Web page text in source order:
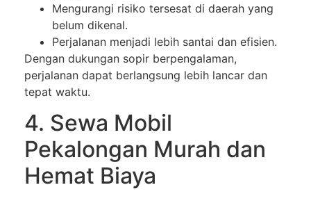
Mengurangi risiko tersesat di daerah yang
belum dikenal.
Perjalanan menjadi lebih santai dan efisien.
Dengan dukungan sopir berpengalaman,
perjalanan dapat berlangsung lebih lancar dan
tepat waktu.
4. Sewa Mobil
Pekalongan Murah dan
Hemat Biaya